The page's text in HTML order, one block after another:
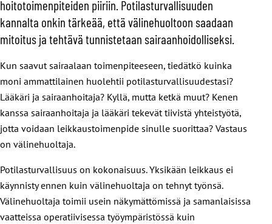
hoitotoimenpiteiden piiriin. Potilasturvallisuuden
kannalta onkin tärkeää, että välinehuoltoon saadaan
mitoitus ja tehtävä tunnistetaan sairaanhoidolliseksi.
Kun saavut sairaalaan toimenpiteeseen, tiedätkö kuinka
moni ammattilainen huolehtii potilasturvallisuudestasi?
Lääkäri ja sairaanhoitaja? Kyllä, mutta ketkä muut? Kenen
kanssa sairaanhoitaja ja lääkäri tekevät tiivistä yhteistyötä,
jotta voidaan leikkaustoimenpide sinulle suorittaa? Vastaus
on välinehuoltaja.
Potilasturvallisuus on kokonaisuus. Yksikään leikkaus ei
käynnisty ennen kuin välinehuoltaja on tehnyt työnsä.
Välinehuoltaja toimii usein näkymättömissä ja samanlaisissa
vaatteissa operatiivisessa työympäristössä kuin